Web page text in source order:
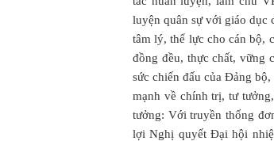
luyện quân sự với giáo dục
tâm lý, thể lực cho cán bộ,
đồng đều, thực chất, vững
sức chiến đấu của Đảng
mạnh về chính trị, tư
tưởng: Với truyền thống
lợi Nghị quyết Đại hội